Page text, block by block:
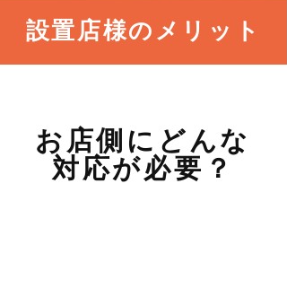
設置店様のメリット
お店側にどんな
対応が必要？